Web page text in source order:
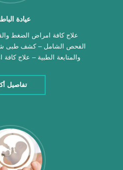
عيادة
علاج كافة امراض الضغط
الفحص الشامل – كشف طبى
والمتابعة الطبية – علاج
(الربو الشعبى – الحساسية
الكهربائى – المتابعة
تفاصيل